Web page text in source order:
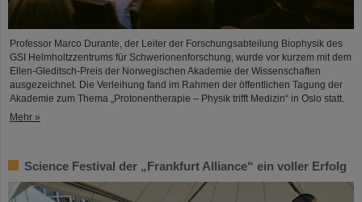
Professor Marco Durante, der Leiter der Forschungsabteilung Biophysik des
GSI Helmholtzzentrums für Schwerionenforschung, wurde vor kurzem mit dem
Ellen-Gleditsch-Preis der Norwegischen Akademie der Wissenschaften
ausgezeichnet. Die Verleihung fand im Rahmen der öffentlichen Tagung der
Akademie zum Thema „Protonentherapie – Physik trifft Medizin“ in Oslo statt.
Mehr »
Science Festival der „Frankfurt Alliance“ ein voller Erfolg